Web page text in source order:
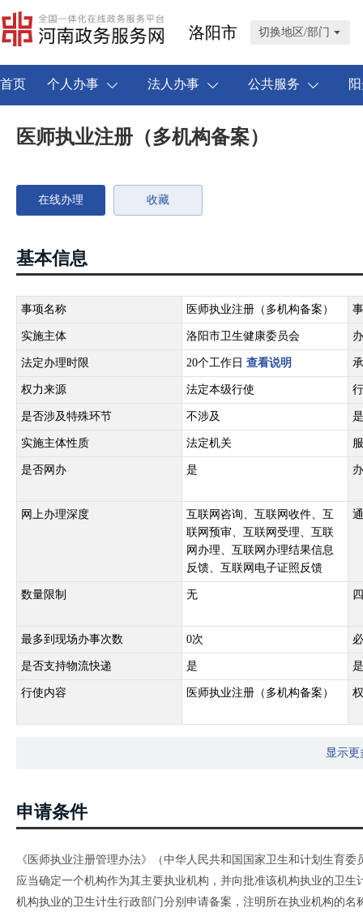
洛阳市 切换地区/部门
首页 个人办事 法人办事 公共服务
医师执业注册（多机构备案）
在线办理 收藏
基本信息
事项名称 医师执业注册（多机构备案）
实施主体 洛阳市卫生健康委员会
法定办理时限 20个工作日 查看说明
权力来源 法定本级行使
是否涉及特殊环节 不涉及
实施主体性质 法定机关
是否网办 是
网上办理深度
互联网咨询、互联网收件、互
联网预审、互联网受理、互联
网办理、互联网办理结果信息
反馈、互联网电子证照反馈
数量限制 无
最多到现场办事次数 0次
是否支持物流快递 是
行使内容 医师执业注册（多机构备案）
显示更
申请条件
《医师执业注册管理办法》（中华人民共和国国家卫生和计划生育
应当确定一个机构作为其主要执业机构，并向批准该机构执业的卫
机构执业的卫生计生行政部门分别申请备案，注明所在执业机构的